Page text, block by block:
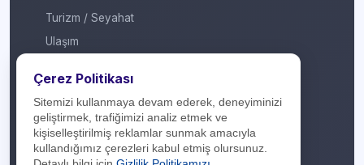
Turizm / Seyahat
Ulaşım
Yapı Marketi
Yurt Dışı / Duty Free
Hakkımızda
Çerez Politikası
Sitemizi kullanmaya devam ederek, deneyiminizi
geliştirmek, trafiğimizi analiz etmek ve
kişiselleştirilmiş reklamlar sunmak amacıyla
kullandığımız çerezleri kabul etmiş olursunuz.